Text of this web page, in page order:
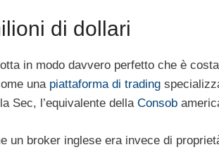
di dollari
in modo davvero perfetto che è
una piattaforma di trading
Sec, l’equivalente della Consob
un broker inglese era invece di